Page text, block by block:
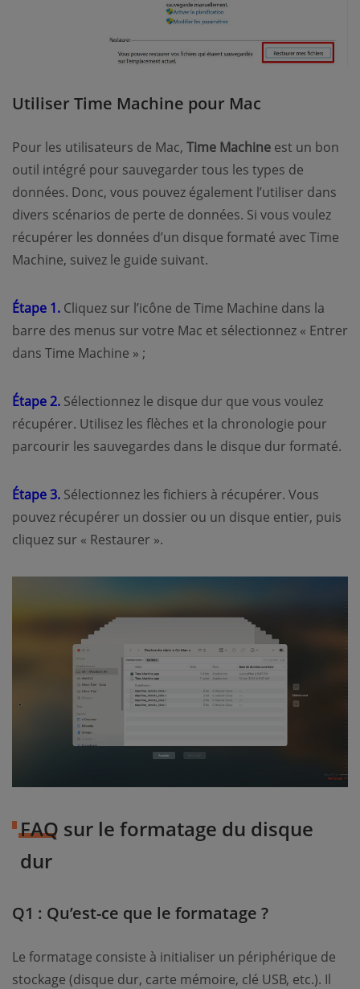
Utiliser Time Machine pour Mac
Pour les utilisateurs de Mac, Time Machine est un bon
outil intégré pour sauvegarder tous les types de
données. Donc, vous pouvez également l’utiliser dans
divers scénarios de perte de données. Si vous voulez
récupérer les données d’un disque formaté avec Time
Machine, suivez le guide suivant.
Étape 1. Cliquez sur l’icône de Time Machine dans la
barre des menus sur votre Mac et sélectionnez « Entrer
dans Time Machine » ;
Étape 2. Sélectionnez le disque dur que vous voulez
récupérer. Utilisez les flèches et la chronologie pour
parcourir les sauvegardes dans le disque dur formaté.
Étape 3. Sélectionnez les fichiers à récupérer. Vous
pouvez récupérer un dossier ou un disque entier, puis
cliquez sur « Restaurer ».
FAQ sur le formatage du disque
dur
Q1 : Qu’est-ce que le formatage ?
Le formatage consiste à initialiser un périphérique de
stockage (disque dur, carte mémoire, clé USB, etc.). Il